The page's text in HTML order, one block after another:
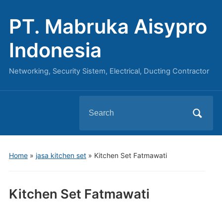
PT. Mabruka Aisypro
Indonesia
Networking, Security Sistem, Electrical, Ducting Contractor
for:
Home» jasa kitchen set» Kitchen Set Fatmawati
Kitchen Set Fatmawati